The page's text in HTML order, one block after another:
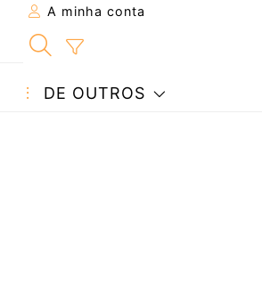
A minha conta
DE OUTROS